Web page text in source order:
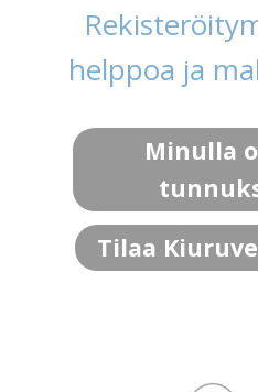
helppoa ja
Minulla
Tilaa